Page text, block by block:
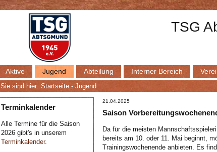
TSG
Aktive Jugend Abteilung Interner Bereich
Sie sind hier: Startseite- Jugend
21.04.2025
Saison
Da für die meisten
bereits am 10. oder 11. Mai beginnt,
Trainingswochenende anbieten. Es
Terminkalender
Alle Termine für die Saison
2026 gibt's in unserem
Terminkalender.